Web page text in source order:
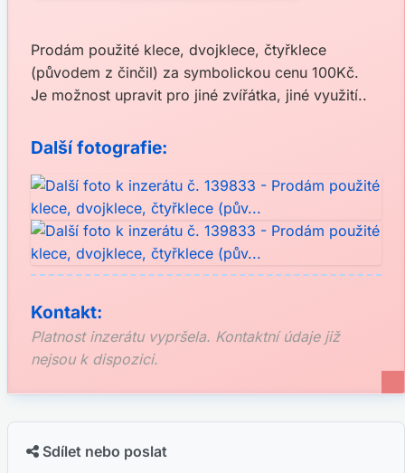
Prodám použité klece, dvojklece, čtyřklece
(původem z činčil) za symbolickou cenu 100Kč.
Je možnost upravit pro jiné zvířátka, jiné využití..
Další fotografie:
Kontakt:
Platnost inzerátu vypršela. Kontaktní údaje již
nejsou k dispozici.
Sdílet nebo poslat